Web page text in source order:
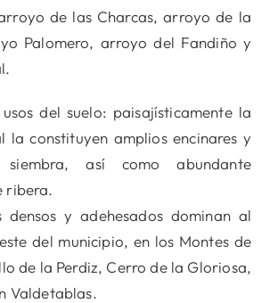
de las Charcas, arroyo de la
Palomero, arroyo del Fandiño y
del suelo: paisajísticamente la
la constituyen amplios encinares y
así como abundante
ribera.
densos y adehesados dominan al
del municipio, en los Montes de
de la Perdiz, Cerro de la Gloriosa,
Valdetablas.